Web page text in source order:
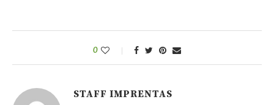
0
STAFF IMPRENTAS